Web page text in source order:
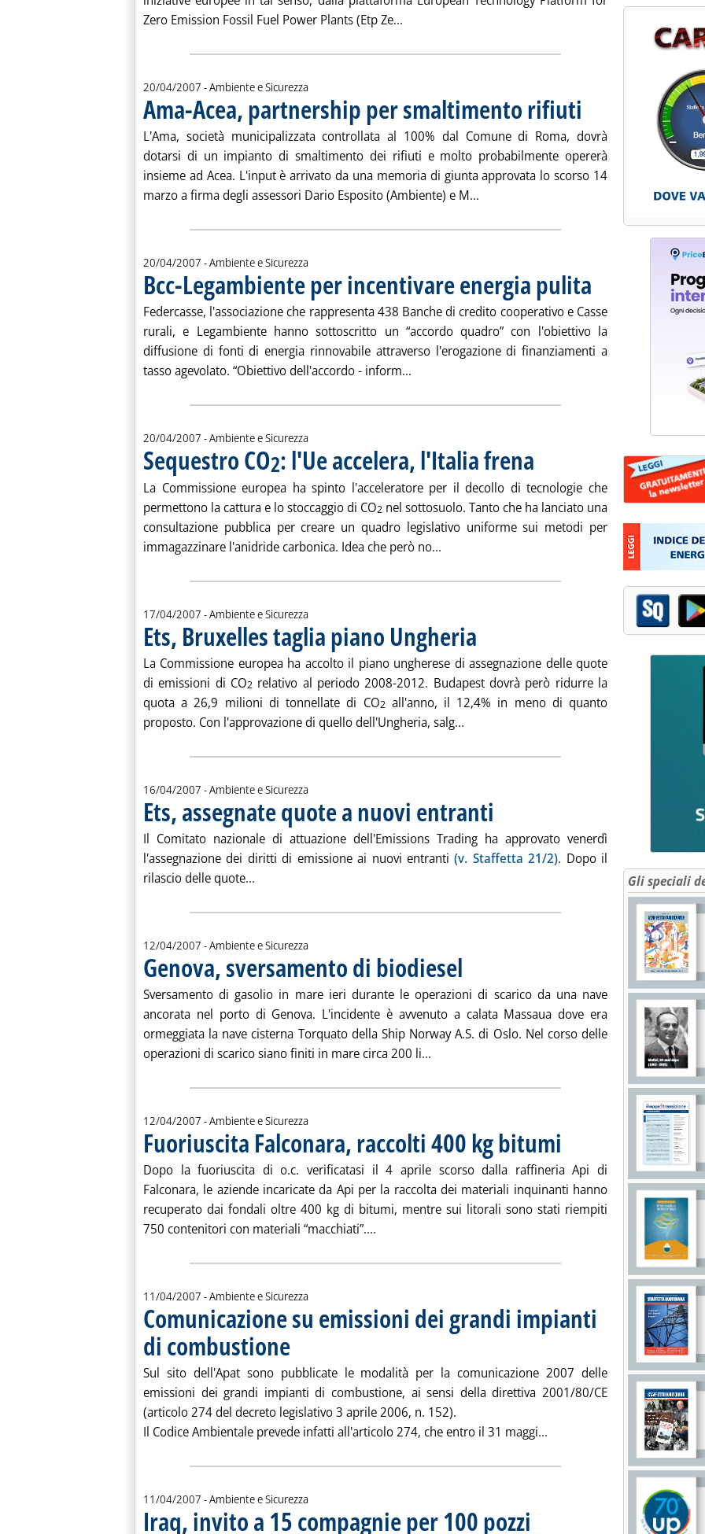
Zero Emission Fossil Fuel Power Plants (Etp Ze...
20/04/2007 - Ambiente e Sicurezza
Ama-Acea, partnership per smaltimento rifiuti . Pubblicata venerdì 20 aprile
L'Ama, società municipalizzata controllata al 100% dal Comune di Roma, dovrà
dotarsi di un impianto di smaltimento dei rifiuti e molto probabilmente opererà
insieme ad Acea. L'input è arrivato da una memoria di giunta approvata lo scorso 14
marzo a firma degli assessori Dario Esposito (Ambiente) e M... Leggi tutta la notizia: 'Ama-Acea,
20/04/2007 - Ambiente e Sicurezza
Bcc-Legambiente per incentivare energia pulita . Pubblicata venerdì 20
Federcasse, l'associazione che rappresenta 438 Banche di credito cooperativo e Casse
rurali, e Legambiente hanno sottoscritto un “accordo quadro” con l'obiettivo la
diffusione di fonti di energia rinnovabile attraverso l'erogazione di finanziamenti a
tasso agevolato. “Obiettivo dell'accordo - inform... Leggi tutta la notizia: 'Bcc-Legambiente per
20/04/2007 - Ambiente e Sicurezza
Sequestro CO2: l'Ue accelera, l'Italia frena . Pubblicata venerdì 20 aprile 2007 alle
La Commissione europea ha spinto l'acceleratore per il decollo di tecnologie che
permettono la cattura e lo stoccaggio di CO2 nel sottosuolo. Tanto che ha lanciato una
consultazione pubblica per creare un quadro legislativo uniforme sui metodi per
immagazzinare l'anidride carbonica. Idea che però no... Leggi tutta la notizia: 'Sequestro CO2: l'Ue
17/04/2007 - Ambiente e Sicurezza
Ets, Bruxelles taglia piano Ungheria . Pubblicata martedì 17 aprile 2007 alle 15.12.
La Commissione europea ha accolto il piano ungherese di assegnazione delle quote
di emissioni di CO2 relativo al periodo 2008-2012. Budapest dovrà però ridurre la
quota a 26,9 milioni di tonnellate di CO2 all'anno, il 12,4% in meno di quanto
proposto. Con l'approvazione di quello dell'Ungheria, salg... Leggi tutta la notizia: 'Ets, Bruxelles taglia
16/04/2007 - Ambiente e Sicurezza
Ets, assegnate quote a nuovi entranti
Il Comitato nazionale di attuazione dell'Emissions Trading ha approvato venerdì
l'assegnazione dei diritti di emissione ai nuovi entranti(v. Staffetta 21/2). Dopo il
rilascio delle quote...
12/04/2007 - Ambiente e Sicurezza
Genova, sversamento di biodiesel
Sversamento di gasolio in mare ieri durante le operazioni di scarico da una nave
ancorata nel porto di Genova. L'incidente è avvenuto a calata Massaua dove era
ormeggiata la nave cisterna Torquato della Ship Norway A.S. di Oslo. Nel corso delle
operazioni di scarico siano finiti in mare circa 200 li... Leggi tutta la notizia: 'Genova, sversamento di
12/04/2007 - Ambiente e Sicurezza
Fuoriuscita Falconara, raccolti 400 kg bitumi . Pubblicata giovedì 12 aprile 2007
Dopo la fuoriuscita di o.c. verificatasi il 4 aprile scorso dalla raffineria Api di
Falconara, le aziende incaricate da Api per la raccolta dei materiali inquinanti hanno
recuperato dai fondali oltre 400 kg di bitumi, mentre sui litorali sono stati riempiti
750 contenitori con materiali “macchiati”.... Leggi tutta la notizia: 'Fuoriuscita Falconara, raccolti 400
11/04/2007 - Ambiente e Sicurezza
Comunicazione su emissioni dei grandi impianti
di combustione . Pubblicata mercoledì 11 aprile 2007 alle 15.52.
Sul sito dell'Apat sono pubblicate le modalità per la comunicazione 2007 delle
emissioni dei grandi impianti di combustione, ai sensi della direttiva 2001/80/CE
(articolo 274 del decreto legislativo 3 aprile 2006, n. 152).
Il Codice Ambientale prevede infatti all'articolo 274, che entro il 31 maggi... Leggi tutta la notizia:
11/04/2007 - Ambiente e Sicurezza
Iraq, invito a 15 compagnie per 100 pozzi . Pubblicata mercoledì 11 aprile 2007 alle
Gli speciali